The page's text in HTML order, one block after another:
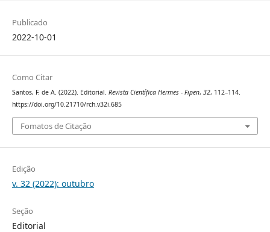
Publicado
2022-10-01
Como Citar
Santos, F. de A. (2022). Editorial. Revista Científica Hermes - Fipen, 32, 112–114.
https://doi.org/10.21710/rch.v32i.685
Fomatos de Citação
Edição
v. 32 (2022): outubro
Seção
Editorial